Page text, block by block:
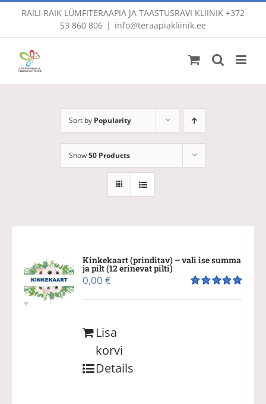
content
RAILI RAIK LÜMFITERAAPIA JA TAASTUSRAVI KLIINIK +372
53 860 806 | info@teraapiakliinik.ee
Sort by Popularity
Show50 Products
Kinkekaart (prinditav) – vali ise summa
ja pilt (12 erinevat pilti)
0,00€
Lisa
korvi
Details